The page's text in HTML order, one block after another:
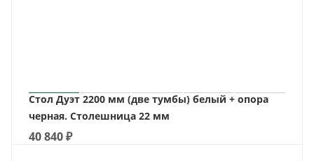
Стол Дуэт 2200 мм (две тумбы) белый + опора
черная. Столешница 22 мм
40 840₽